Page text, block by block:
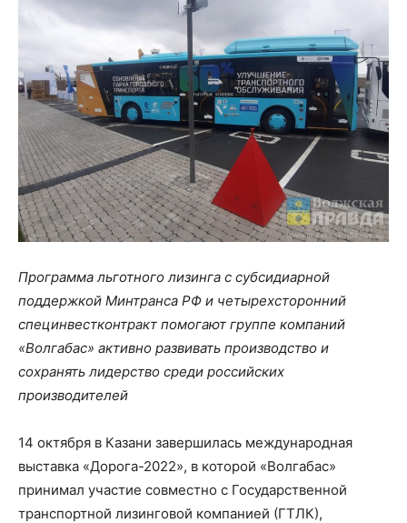
Программа льготного лизинга с субсидиарной
поддержкой Минтранса РФ и четырехсторонний
специнвестконтракт помогают группе компаний
«Волгабас» активно развивать производство и
сохранять лидерство среди российских
производителей
14 октября в Казани завершилась международная
выставка «Дорога-2022», в которой «Волгабас»
принимал участие совместно с Государственной
транспортной лизинговой компанией (ГТЛК),